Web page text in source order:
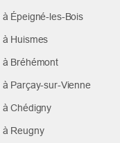
Épeigné-les-Bois
Huismes
à Bréhémont
Parçay-sur-Vienne
Chédigny
à Reugny